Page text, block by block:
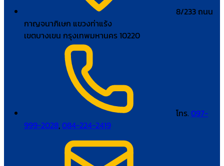
8/233 ถนน
กาญจนาภิเษก แขวงท่าแร้ง
เขตบางเขน กรุงเทพมหานคร 10220
โทร. 097-
999-2028,084-224-2419